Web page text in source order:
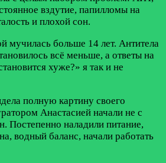
вздутие, папилломы на
и плохой сон.
мучилась больше 14 лет. Антитела
всё меньше, а ответы на
хуже?» я так и не
полную картину своего
Анастасией начали не с
Постепенно наладили питание,
водный баланс, начали работать